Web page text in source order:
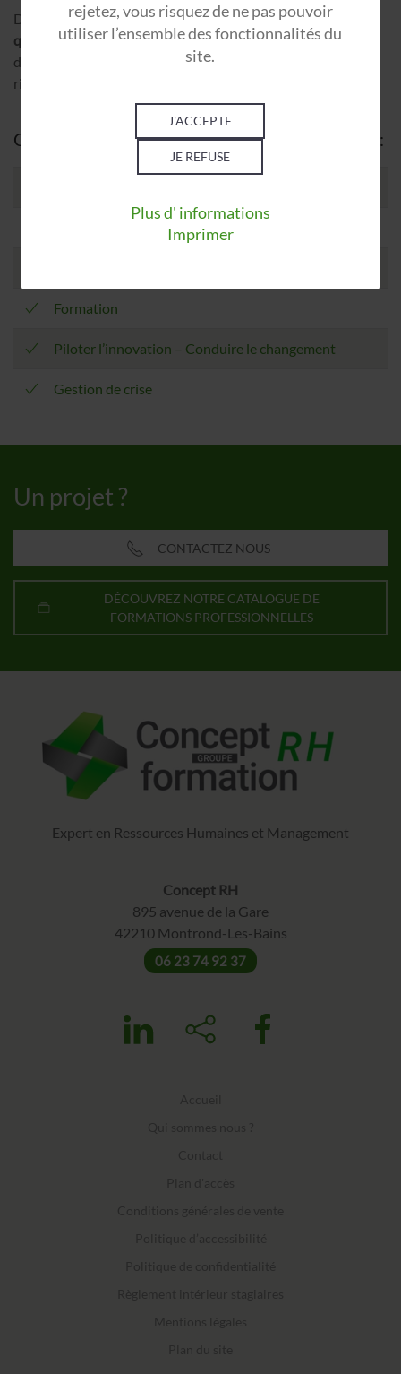
Dans une démarche d’amélioration continue de la santé,
qualité de vie et conditions de travail, nous vous proposons
de vous accompagner du
diagnostic de prévention
risques psychosociaux à la mise en place des actions.
Cette démarche peut être globale ou modulable :
Formation
Piloter l’innovation – Conduire le changement
Gestion de crise
Un projet ?
CONTACTEZ NOUS
DÉCOUVREZ NOTRE CATALOGUE DE
FORMATIONS PROFESSIONNELLES
Expert en Ressources Humaines et Management
Concept RH
895 avenue de la Gare
42210 Montrond-Les-Bains
06 23 74 92 37
rejetez, vous risquez de ne pas pouvoir
utiliser l’ensemble des fonctionnalités du
site.
J'ACCEPTE
JE REFUSE
Plus d' informations
Imprimer